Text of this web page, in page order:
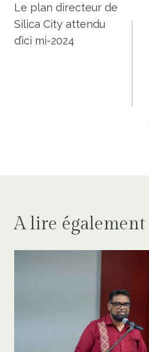
de
l’article
Le plan directeur de
Silica City attendu
d’ici mi-2024
A lire également